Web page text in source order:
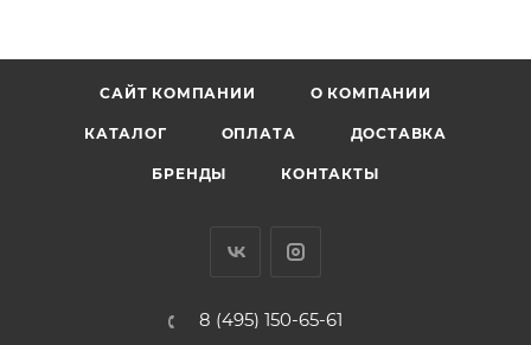
САЙТ КОМПАНИИ О КОМПАНИИ
КАТАЛОГ ОПЛАТА ДОСТАВКА
БРЕНДЫ КОНТАКТЫ
8 (495) 150-65-61